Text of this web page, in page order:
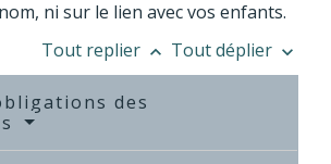
ni sur le lien avec vos enfants.
Tout replier keyboard_arrow_up Tout déplier keyboard_arrow_down
des